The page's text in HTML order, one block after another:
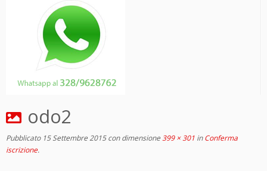
odo2
Pubblicato 15 Settembre 2015con dimensione399 × 301 inConferma
iscrizione.